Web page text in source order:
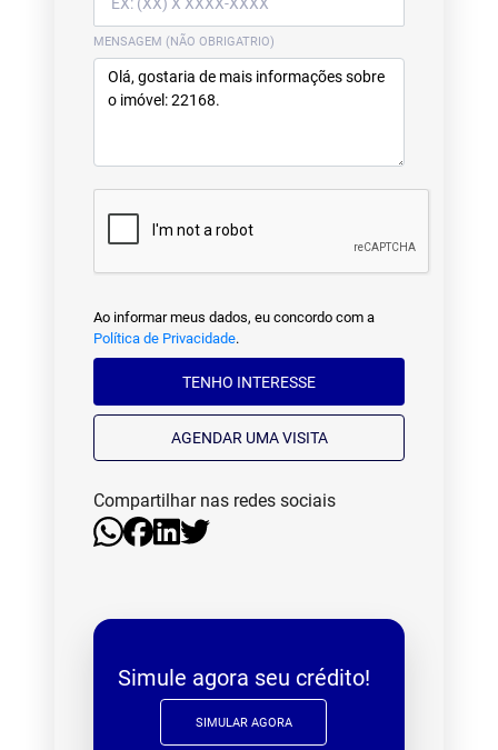
MENSAGEM (NÃO OBRIGATRIO)
Ao informar meus dados, eu concordo com a
Política de Privacidade.
TENHO INTERESSE
AGENDAR UMA VISITA
Compartilhar nas redes sociais
Simule agora seu crédito!
SIMULAR AGORA